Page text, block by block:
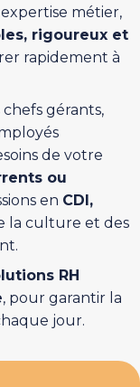
métier,
rigoureux et
rapidement à
gérants,
de votre
ou
en CDI,
la culture et des
RH
, pour garantir la
jour.